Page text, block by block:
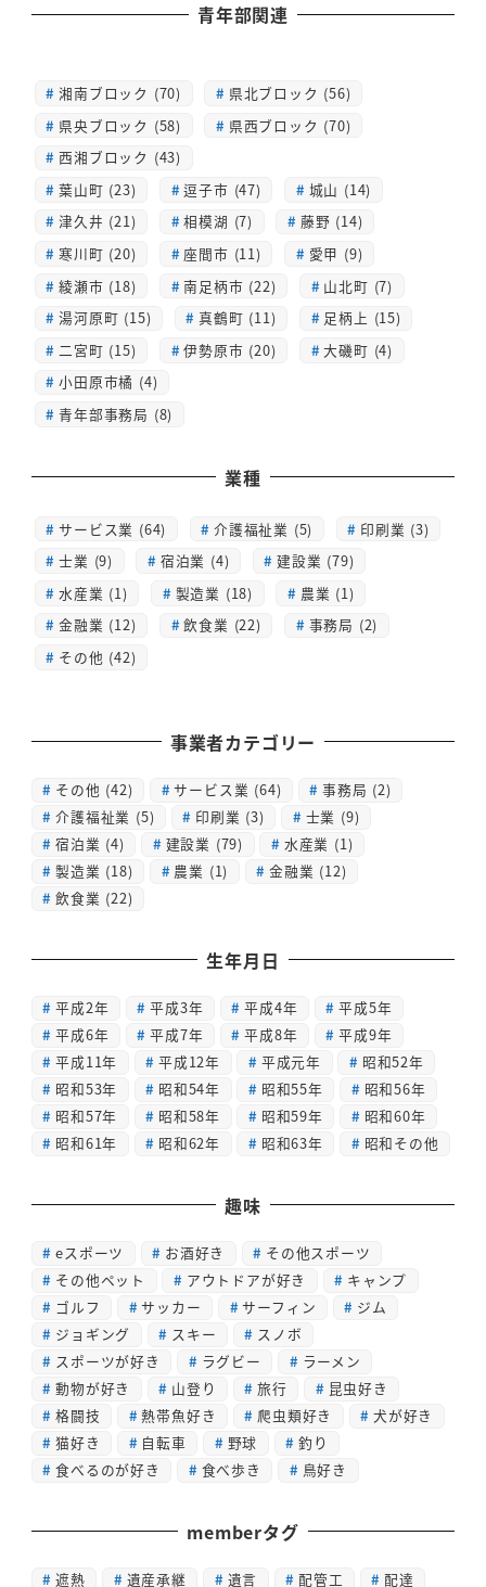
青年部関連
湘南ブロック (70)
県北ブロック (56)
県央ブロック (58)
県西ブロック (70)
西湘ブロック (43)
葉山町 (23)
逗子市 (47)
城山 (14)
津久井 (21)
相模湖 (7)
藤野 (14)
寒川町 (20)
座間市 (11)
愛甲 (9)
綾瀬市 (18)
南足柄市 (22)
山北町 (7)
湯河原町 (15)
真鶴町 (11)
足柄上 (15)
二宮町 (15)
伊勢原市 (20)
大磯町 (4)
小田原市橘 (4)
青年部事務局 (8)
業種
サービス業 (64) 介護福祉業 (5)
印刷業 (3)
士業 (9)
宿泊業 (4)
建設業 (79)
水産業 (1)
製造業 (18)
農業 (1)
金融業 (12)
飲食業 (22)
事務局 (2)
その他 (42)
事業者カテゴリー
その他 (42) サービス業 (64) 事務局 (2)
介護福祉業 (5) 印刷業 (3) 士業 (9)
宿泊業 (4) 建設業 (79) 水産業 (1)
製造業 (18) 農業 (1) 金融業 (12)
飲食業 (22)
生年月日
平成2年 平成3年 平成4年
平成5年
平成6年
平成7年 平成8年
平成9年
平成11年
平成12年 平成元年
昭和52年
昭和53年
昭和54年 昭和55年
昭和56年
昭和57年
昭和58年 昭和59年
昭和60年
昭和61年
昭和62年 昭和63年 昭和その他
趣味
eスポーツ お酒好き
その他スポーツ
その他ペット
アウトドアが好き
キャンプ
ゴルフ
サッカー サーフィン
ジム
ジョギング
スキー
スノボ
スポーツが好き
ラグビー
ラーメン
動物が好き
山登り 旅行
昆虫好き
格闘技
熱帯魚好き 爬虫類好き
犬が好き
猫好き
自転車 野球
釣り
食べるのが好き
食べ歩き 鳥好き
memberタグ
遮熱 遺産承継 遺言 配管工 配達